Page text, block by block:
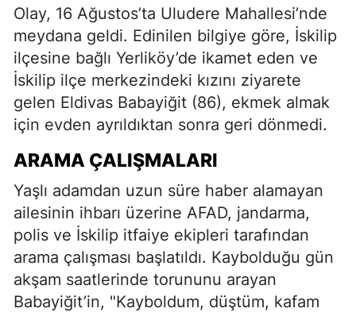
Olay, 16 Ağustos’ta Uludere Mahallesi’nde
meydana geldi. Edinilen bilgiye göre, İskilip
ilçesine bağlı Yerliköy’de ikamet eden ve
İskilip ilçe merkezindeki kızını ziyarete
gelen Eldivas Babayiğit (86), ekmek almak
için evden ayrıldıktan sonra geri dönmedi.
ARAMA ÇALIŞMALARI
Yaşlı adamdan uzun süre haber alamayan
ailesinin ihbarı üzerine AFAD, jandarma,
polis ve İskilip itfaiye ekipleri tarafından
arama çalışması başlatıldı. Kaybolduğu gün
akşam saatlerinde torununu arayan
Babayiğit’in, "Kayboldum, düştüm, kafam